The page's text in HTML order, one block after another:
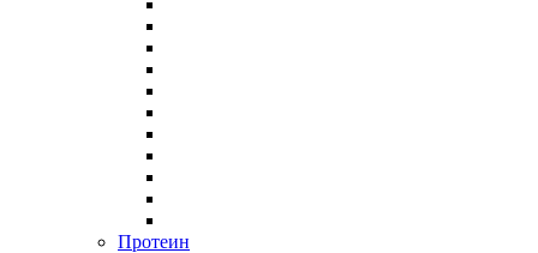
Протеин